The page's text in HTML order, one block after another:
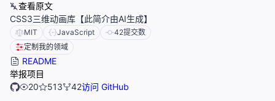
查看原文
CSS3三维动画库【此简介由AI生成】
MIT JavaScript 42提交数
定制我的领域
README
举报项目
20
513 42访问 GitHub